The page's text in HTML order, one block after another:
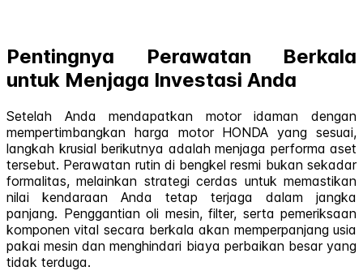
Pentingnya Perawatan Berkala
untuk Menjaga Investasi Anda
Setelah Anda mendapatkan motor idaman dengan
mempertimbangkan harga motor HONDA yang sesuai,
langkah krusial berikutnya adalah menjaga performa aset
tersebut. Perawatan rutin di bengkel resmi bukan sekadar
formalitas, melainkan strategi cerdas untuk memastikan
nilai kendaraan Anda tetap terjaga dalam jangka
panjang. Penggantian oli mesin, filter, serta pemeriksaan
komponen vital secara berkala akan memperpanjang usia
pakai mesin dan menghindari biaya perbaikan besar yang
tidak terduga.